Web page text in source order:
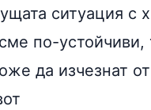
ситуация с
по-устойчиви,
да изчезнат